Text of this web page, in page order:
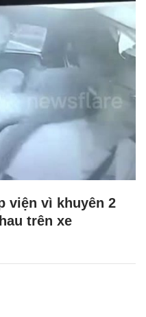
viện vì khuyên 2
trên xe